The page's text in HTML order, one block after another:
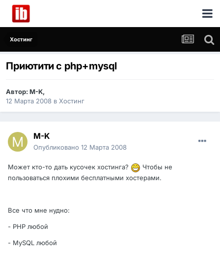
Хостинг
Приютити с php+mysql
Автор:M-K,
12 Марта 2008 в Хостинг
M-K
Опубликовано 12 Марта 2008
Может кто-то дать кусочек хостинга?
Чтобы не
пользоваться плохими бесплатными хостерами.
Все что мне нудно:
- PHP любой
- MySQL любой